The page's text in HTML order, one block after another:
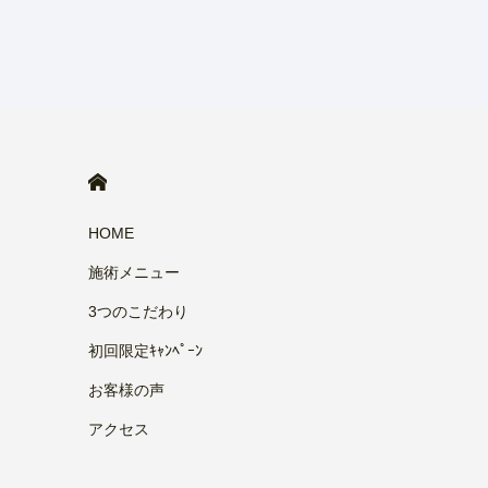
HOME
施術メニュー
3つのこだわり
初回限定ｷｬﾝﾍﾟｰﾝ
お客様の声
アクセス